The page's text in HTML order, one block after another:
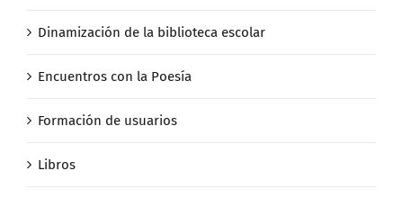
Dinamización de la biblioteca escolar
Encuentros con la Poesía
Formación de usuarios
Libros